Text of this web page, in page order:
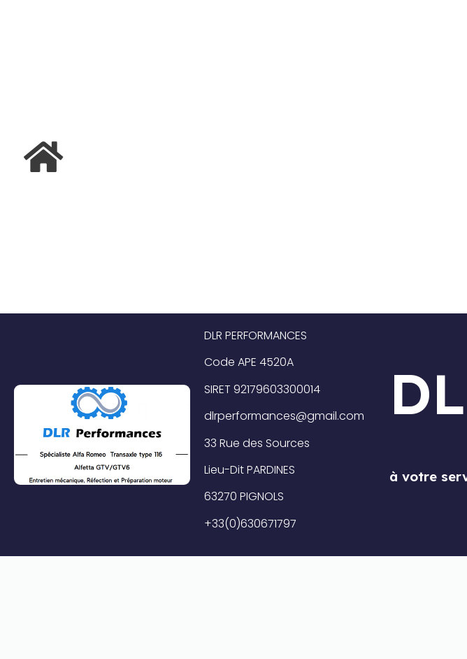
DLR PERFORMANCES
Code APE 4520A
SIRET 92179603300014
dlrperformances@gmail.com
33 Rue des Sources
Lieu-Dit PARDINES
63270 PIGNOLS
+33(0)630671797
à votre